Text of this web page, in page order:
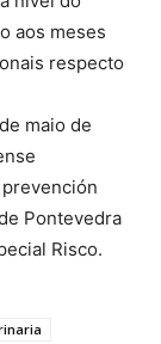
aos meses
respecto
maio de
Pontevedra
Risco.